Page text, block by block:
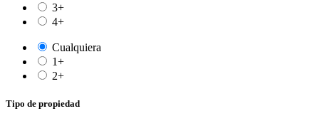
3+
4+
Cualquiera
1+
2+
Tipo de propiedad